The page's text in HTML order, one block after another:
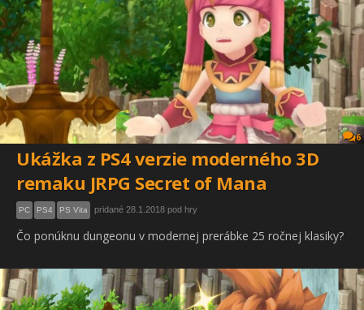
6
Ukážka z PS4 verzie moderného 3D
remaku JRPG Secret of Mana
PC PS4 PS Vita pridané 28.1.2018 pod hry
Čo ponúknu dungeonu v modernej prerábke 25 ročnej klasiky?